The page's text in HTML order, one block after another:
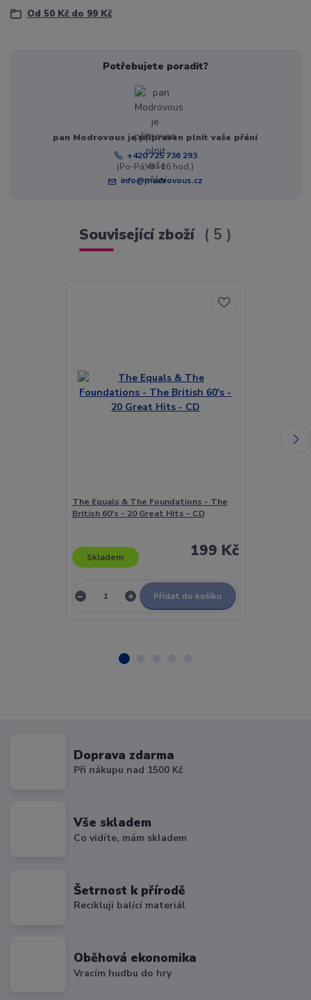
Od 50 Kč do 99 Kč
Potřebujete poradit?
pan Modrovous je připraven plnit vaše přání
+420 725 736 293
(Po-Pá, 8 - 16 hod.)
info@modrovous.cz
Související zboží 5
The Equals & The Foundations - The
British 60's - 20 Great Hits - CD
199 Kč
Skladem
Přidat do košíku
Doprava zdarma
Při nákupu nad 1500 Kč
Vše skladem
Co vidíte, mám skladem
Šetrnost k přírodě
Recikluji balící materiál
Oběhová ekonomika
Vracím hudbu do hry